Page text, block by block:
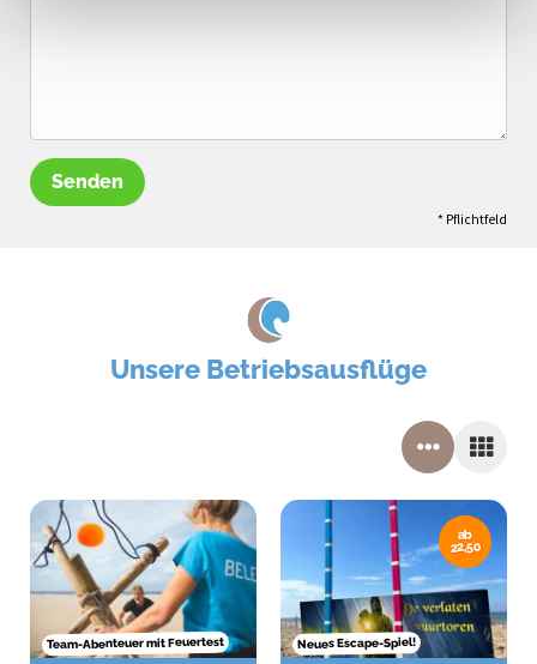
Senden
* Pflichtfeld
Unsere Betriebsausflüge
Team-Abenteuer mit Feuertest
ab
22,50
Neues Escape-Spiel!